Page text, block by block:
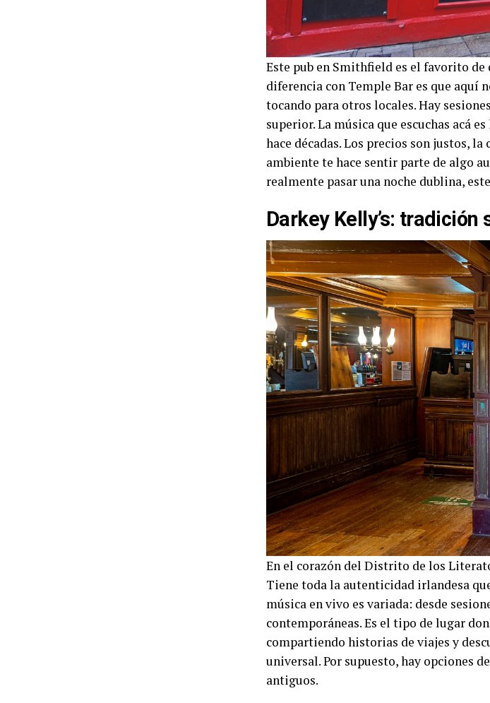
Este pub en Smithfield es el favorito
diferencia con Temple Bar es que aquí
tocando para otros locales. Hay
superior. La música que escuchas acá
hace décadas. Los precios son justos,
ambiente te hace sentir parte de algo
realmente pasar una noche dublina,
Darkey Kelly’s:
En el corazón del Distrito de los
Tiene toda la autenticidad irlandesa
música en vivo es variada: desde
contemporáneas. Es el tipo de lugar
compartiendo historias de viajes y
universal. Por supuesto, hay opciones
antiguos.